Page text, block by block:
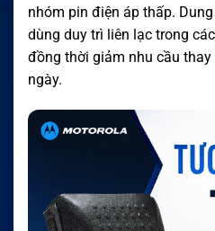
nhóm pin điện áp thấp.
dùng duy trì liên lạc trong
đồng thời giảm nhu cầu
ngày.